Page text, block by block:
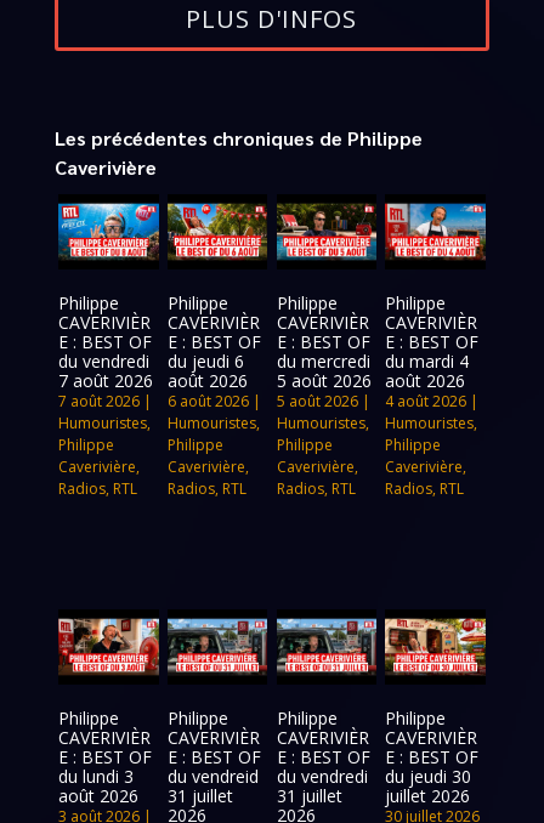
PLUS D'INFOS
Les précédentes chroniques de Philippe
Caverivière
Philippe
CAVERIVIÈR
E : BEST OF
du vendredi
7 août 2026
7 août 2026 |
Humouristes,
Philippe
Caverivière,
Radios, RTL
Philippe
CAVERIVIÈR
E : BEST OF
du jeudi 6
août 2026
6 août 2026|
Humouristes,
Philippe
Caverivière,
Radios, RTL
Philippe
CAVERIVIÈR
E : BEST OF
du mercredi
5 août 2026
5 août 2026|
Humouristes,
Philippe
Caverivière,
Radios, RTL
Philippe
CAVERIVIÈR
E : BEST OF
du mardi 4
août 2026
4 août 2026 |
Humouristes,
Philippe
Caverivière,
Radios, RTL
Philippe
CAVERIVIÈR
E : BEST OF
du lundi 3
août 2026
3 août 2026 |
Philippe
CAVERIVIÈR
E : BEST OF
du vendreid
31 juillet
2026
Philippe
CAVERIVIÈR
E : BEST OF
du vendredi
31 juillet
2026
Philippe
CAVERIVIÈR
E : BEST OF
du jeudi 30
juillet 2026
30 juillet 2026